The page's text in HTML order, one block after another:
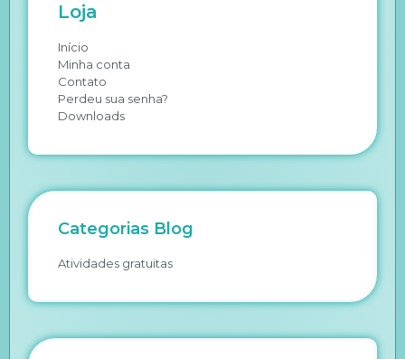
Loja
Início
Minha conta
Contato
Perdeu sua senha?
Downloads
Categorias Blog
Atividades gratuitas